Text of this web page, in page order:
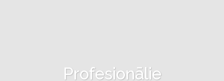
Profesionālie